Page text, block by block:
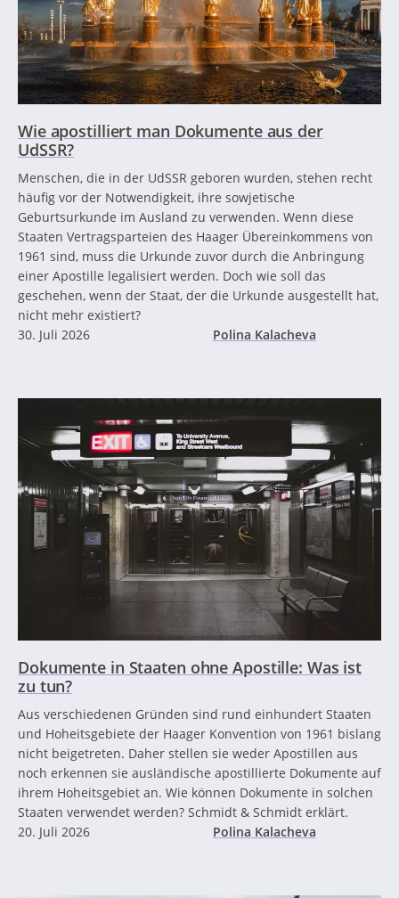
Wie apostilliert man Dokumente aus der
UdSSR?
Menschen, die in der UdSSR geboren wurden, stehen recht
häufig vor der Notwendigkeit, ihre sowjetische
Geburtsurkunde im Ausland zu verwenden. Wenn diese
Staaten Vertragsparteien des Haager Übereinkommens von
1961 sind, muss die Urkunde zuvor durch die Anbringung
einer Apostille legalisiert werden. Doch wie soll das
geschehen, wenn der Staat, der die Urkunde ausgestellt hat,
nicht mehr existiert?
30. Juli 2026
Polina Kalacheva
Dokumente in Staaten ohne Apostille: Was ist
zu tun?
Aus verschiedenen Gründen sind rund einhundert Staaten
und Hoheitsgebiete der Haager Konvention von 1961 bislang
nicht beigetreten. Daher stellen sie weder Apostillen aus
noch erkennen sie ausländische apostillierte Dokumente auf
ihrem Hoheitsgebiet an. Wie können Dokumente in solchen
Staaten verwendet werden? Schmidt & Schmidt erklärt.
20. Juli 2026
Polina Kalacheva